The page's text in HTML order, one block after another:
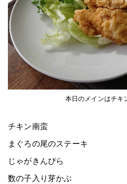
本日のメインはチキ
チキン南蛮
まぐろの尾のステーキ
じゃがきんぴら
数の子入り芽かぶ